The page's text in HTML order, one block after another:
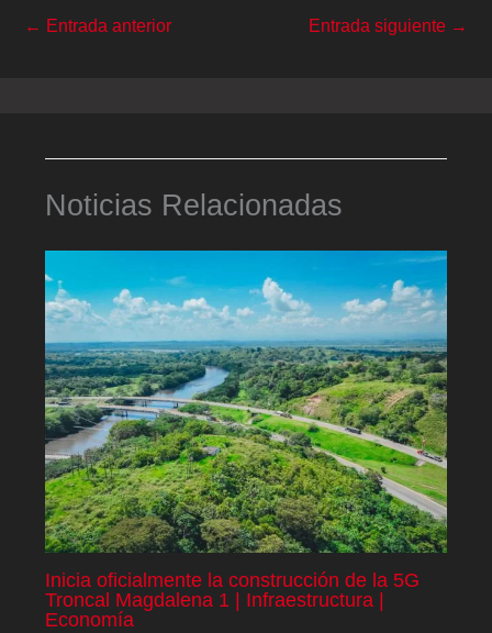
← Entrada anterior Entrada siguiente →
Noticias Relacionadas
Inicia oficialmente la construcción de la 5G
Troncal Magdalena 1 | Infraestructura |
Economía